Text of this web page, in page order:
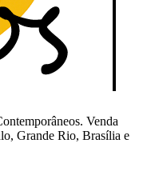
Venda
Grande Rio, Brasília e